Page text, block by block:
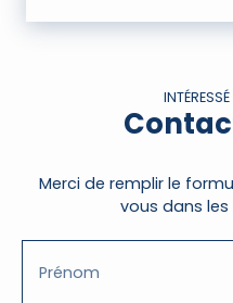
Merci de remplir le
vous dans
Prénom